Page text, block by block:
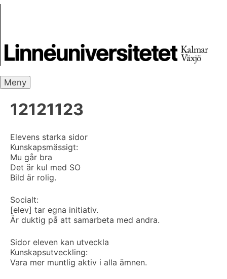
Meny
12121123
Elevens starka sidor
Kunskapsmässigt:
Mu går bra
Det är kul med SO
Bild är rolig.
Socialt:
[elev] tar egna initiativ.
Är duktig på att samarbeta med andra.
Sidor eleven kan utveckla
Kunskapsutveckling:
Vara mer muntlig aktiv i alla ämnen.